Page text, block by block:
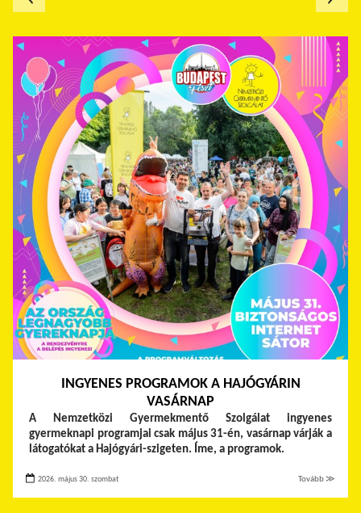
INGYENES PROGRAMOK A HAJÓGYÁRIN
VASÁRNAP
A Nemzetközi Gyermekmentő Szolgálat ingyenes
gyermeknapi programjai csak május 31-én, vasárnap várják a
látogatókat a Hajógyári-szigeten. Íme, a programok.
2026. május 30. szombat Tovább ≫